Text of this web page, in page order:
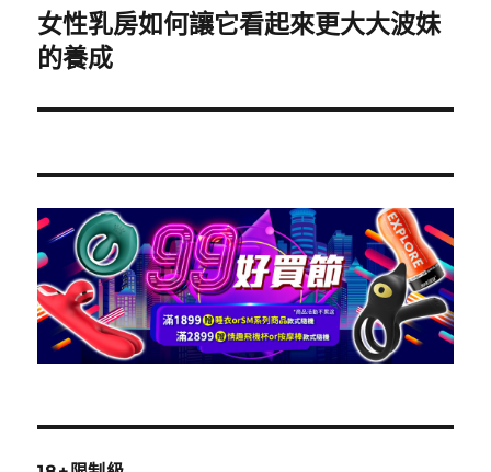
下
一
文
女性乳房如何讓它看起來更大大波妹
的養成